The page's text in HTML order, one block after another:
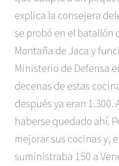
explica la consejera
se probó en el batallón
Montaña de Jaca y
Ministerio de Defensa
decenas de estas
después ya eran
haberse quedado ahí.
mejorar sus cocinas y,
suministraba 150 a